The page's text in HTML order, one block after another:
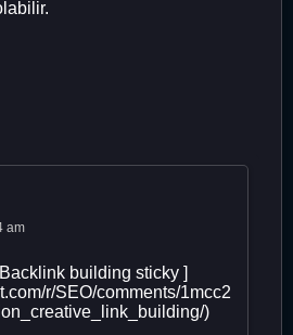
am
building sticky ]
r/SEO/comments/1mcc2
)